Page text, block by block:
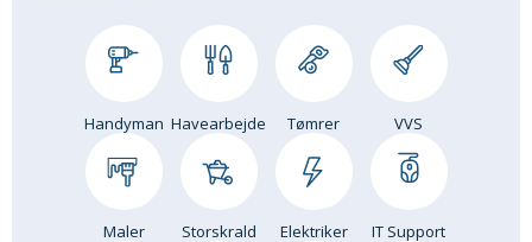
Nybygning
Om Materialer
Om Værktøj
Handyman Havearbejde Tømrer VVS
Maler Storskrald Elektriker IT Support